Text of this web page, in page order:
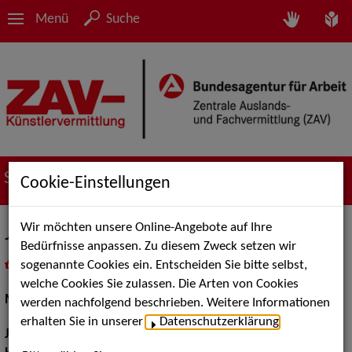
Menü Suche
Suche nach Künstler*innen
Julian Culemann
als PDF speichern
inMeine Merklistelegen
Musical:Darsteller, Sänger, Tänzer
Jahrgang:
Cookie-Einstellungen
Wir möchten unsere Online-Angebote auf Ihre
Bedürfnisse anpassen. Zu diesem Zweck setzen wir
sogenannte Cookies ein. Entscheiden Sie bitte selbst,
welche Cookies Sie zulassen. Die Arten von Cookies
werden nachfolgend beschrieben. Weitere Informationen
erhalten Sie in unserer
Datenschutzerklärung